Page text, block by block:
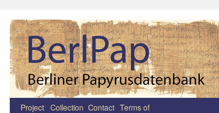
Zum
Project Collection Contact Terms of